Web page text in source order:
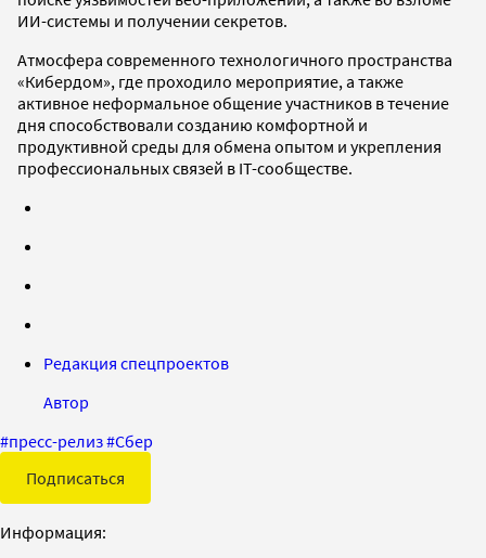
ИИ-системы и получении секретов.
Атмосфера современного технологичного пространства
«Кибердом», где проходило мероприятие, а также
активное неформальное общение участников в течение
дня способствовали созданию комфортной и
продуктивной среды для обмена опытом и укрепления
профессиональных связей в IТ-сообществе.
Редакция спецпроектов
Автор
#пресс-релиз#Сбер
Подписаться
Информация: